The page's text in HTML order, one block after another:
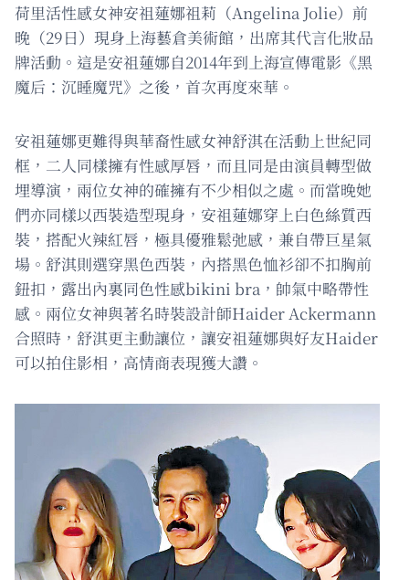
荷里活性感女神安祖蓮娜祖莉（Angelina Jolie）前
晚（29日）現身上海藝倉美術館，出席其代言化妝品
牌活動。這是安祖蓮娜自2014年到上海宣傳電影《黑
魔后：沉睡魔咒》之後，首次再度來華。
安祖蓮娜更難得與華裔性感女神舒淇在活動上世紀同
框，二人同樣擁有性感厚唇，而且同是由演員轉型做
埋導演，兩位女神的確擁有不少相似之處。而當晚她
們亦同樣以西裝造型現身，安祖蓮娜穿上白色絲質西
裝，搭配火辣紅唇，極具優雅鬆弛感，兼自帶巨星氣
場。舒淇則選穿黑色西裝，內搭黑色恤衫卻不扣胸前
鈕扣，露出內裏同色性感bikini bra，帥氣中略帶性
感。兩位女神與著名時裝設計師Haider Ackermann
合照時，舒淇更主動讓位，讓安祖蓮娜與好友Haider
可以拍住影相，高情商表現獲大讚。